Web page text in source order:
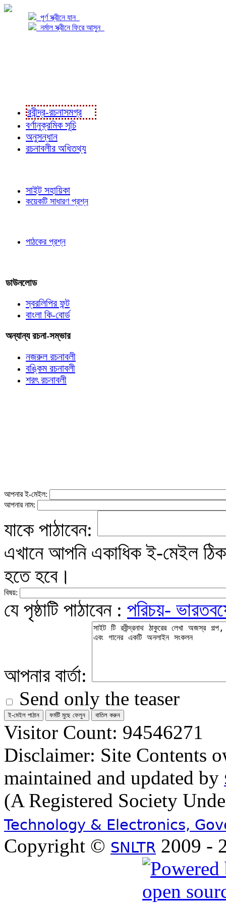
পূর্ণ স্ক্রীনে যান
নর্মাল স্ক্রীনে ফিরে আসুন
রবীন্দ্র-রচনাসমগ্র
বর্ণানুক্রমিক সূচি
অনুসন্ধান
রচনাবলীর অধিতথ্য
সাইট সহায়িকা
কয়েকটি সাধারণ প্রশ্ন
পাঠকের প্রশ্ন
ডাউনলোড
স্বরলিপির ফন্ট
বাংলা কি-বোর্ড
অন্যান্য রচনা-সম্ভার
নজরুল রচনাবলী
বঙ্কিম রচনাবলী
শরৎ রচনাবলী
আপনার ই-মেইল:
আপনার নাম:
যাকে পাঠাবেন:
এখানে আপনি একাধিক ই-মেইল
হতে হবে।
বিষয়:
যে পৃষ্ঠাটি পাঠাবেন : পরিচয়-
আপনার বার্তা:
Send only the teaser
Visitor Count: 94546271
Disclaimer: Site Contents
maintained and updated by
(A Registered Society
Technology & Electronics,
Copyright © SNLTR 2009 -